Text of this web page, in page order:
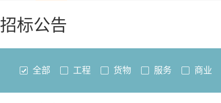
招标公告
全部 工程 货物 服务 商业